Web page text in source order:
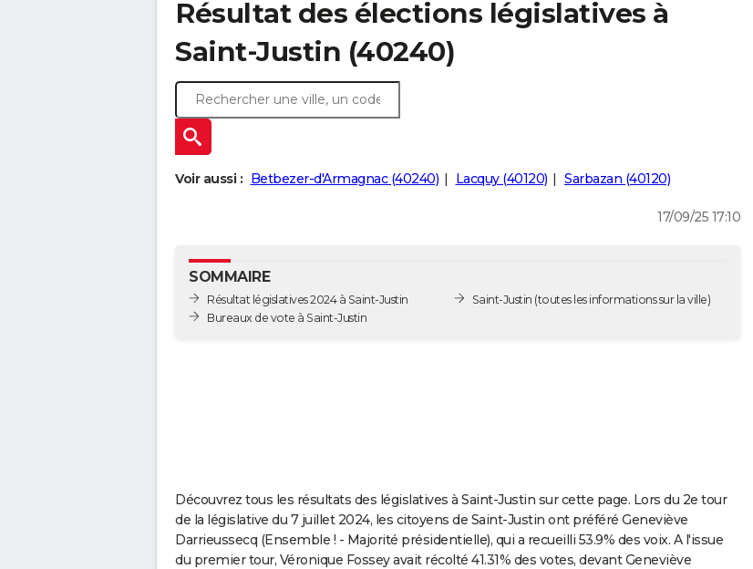
Résultat des élections législatives à
Saint-Justin (40240)
Voir aussi : Betbezer-d'Armagnac (40240) Lacquy (40120) Sarbazan (40120)
17/09/25 17:10
SOMMAIRE
Résultat législatives 2024 à Saint-Justin
Bureaux de vote à Saint-Justin
Saint-Justin (toutes les informations sur la ville)
Découvrez tous les résultats des législatives à Saint-Justin sur cette page. Lors du 2e tour
de la législative du 7 juillet 2024, les citoyens de Saint-Justin ont préféré Geneviève
Darrieussecq (Ensemble ! - Majorité présidentielle), qui a recueilli 53.9% des voix. A l'issue
du premier tour, Véronique Fossey avait récolté 41.31% des votes, devant Geneviève